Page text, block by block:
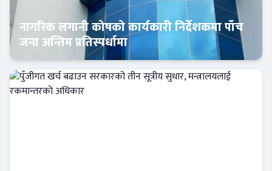
Banner News
नागरिक लगानी कोषको कार्यकारी निर्देशकमा पाँच
जना अन्तिम प्रतिस्पर्धामा